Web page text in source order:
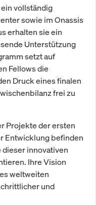
vollständig
sowie im Onassis
erhalten sie ein
Unterstützung
setzt auf
Fellows die
Druck eines finalen
frei zu
Projekte der ersten
Entwicklung befinden
dieser innovativen
Ihre Vision
weltweiten
und